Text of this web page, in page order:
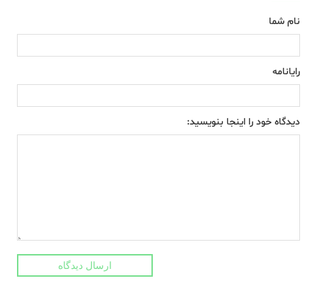
نام شما
رایانامه
دیدگاه خود را اینجا بنویسید:
ارسال دیدگاه